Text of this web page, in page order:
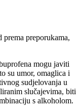
preporukama,
mogu javiti
su umor, omaglica i
sudjelovanja u
slučajevima, biti
s alkoholom.